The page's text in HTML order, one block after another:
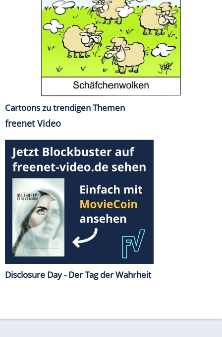
Cartoons zu trendigen Themen
freenet Video
Disclosure Day - Der Tag der Wahrheit